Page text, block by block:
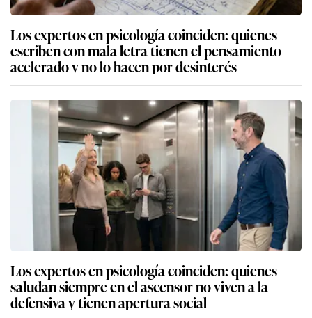
Los expertos en psicología coinciden: quienes
escriben con mala letra tienen el pensamiento
acelerado y no lo hacen por desinterés
Los expertos en psicología coinciden: quienes
saludan siempre en el ascensor no viven a la
defensiva y tienen apertura social